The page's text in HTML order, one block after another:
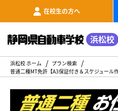
在校生の方へ
浜松校
浜松校 ホーム
プラン検索
普通二種MT免許【A3保証付き＆スケジュール